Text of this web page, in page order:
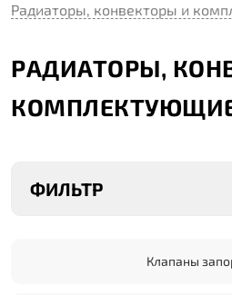
Радиаторы, конвекторы и
РАДИАТОРЫ,
ФИЛЬТР
Клапаны